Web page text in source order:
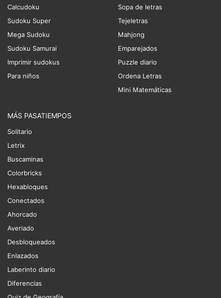
Calcudoku
Sudoku Super
Mega Sudoku
Sudoku Samurai
Imprimir sudokus
Para niños
Sopa de letras
Tejeletras
Mahjong
Emparejados
Puzzle diario
Ordena Letras
Mini Matemáticas
MÁS PASATIEMPOS
Solitario
Letrix
Buscaminas
Colorbricks
Hexabloques
Conectados
Ahorcado
Averiado
Desbloqueados
Enlazados
Laberinto diario
Diferencias